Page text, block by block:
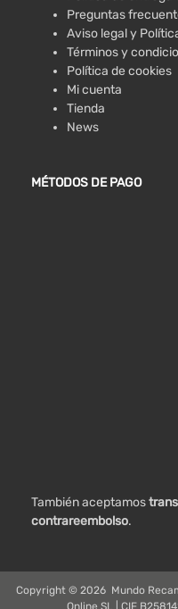
Preguntas
Aviso legal y
Términos y
Política de cookies
Mi cuenta
Tienda
News
MÉTODOS DE PAGO
También aceptamos
contrareembolso.
Copyright © 2026 Mundo
Online SL | CIF